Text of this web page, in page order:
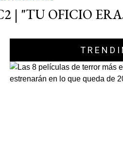
| "TU OFICIO